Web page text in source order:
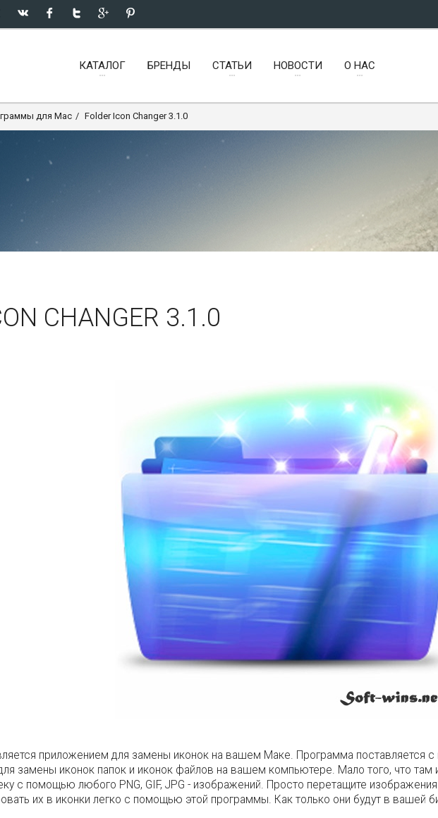
КАТАЛОГ БРЕНДЫ СТАТЬИ НОВОСТИ О НАС
для Mac Folder Icon Changer 3.1.0
CHANGER 3.1.0
приложением для замены иконок на вашем Маке. Программа поставляется
замены иконок папок и иконок файлов на вашем компьютере. Мало того, что
с помощью любого PNG, GIF, JPG - изображений. Просто перетащите
их в иконки легко с помощью этой программы. Как только они будут в вашей